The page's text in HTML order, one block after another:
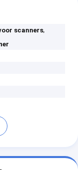
scanners,